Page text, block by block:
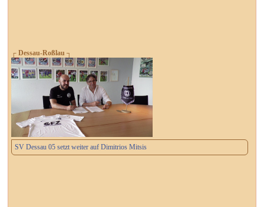
┌ Dessau-Roßlau ┐
SV Dessau 05 setzt weiter auf Dimitrios Mitsis